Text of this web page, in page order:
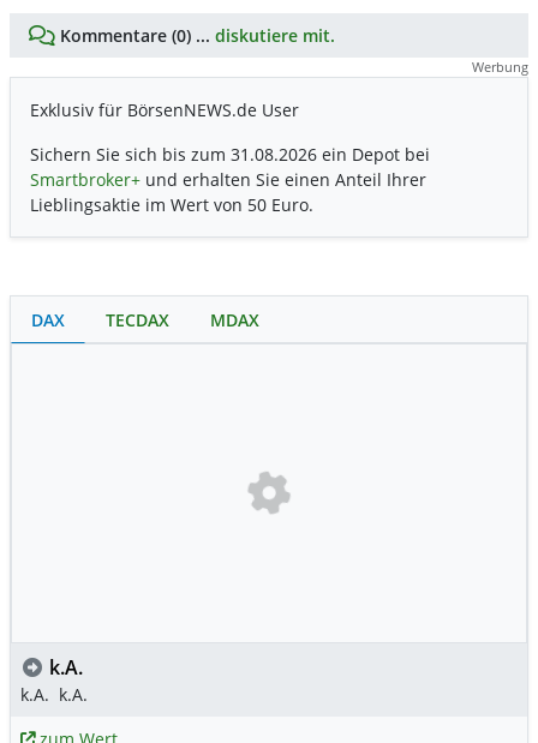
Kommentare (0) ... diskutiere mit.
Werbung
Exklusiv für BörsenNEWS.de User
Sichern Sie sich bis zum 31.08.2026 ein Depot bei
Smartbroker+ und erhalten Sie einen Anteil Ihrer
Lieblingsaktie im Wert von 50 Euro.
DAX TECDAX MDAX
k.A.
k.A. k.A.